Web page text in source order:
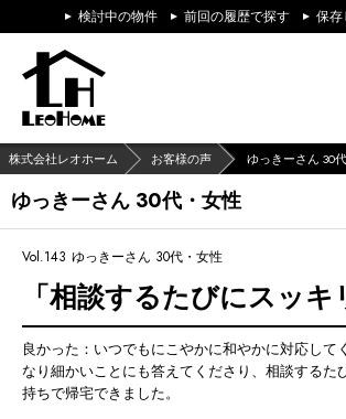
検討中の物件 前回の履歴で探す 保
株式会社レオホーム お客様の声 ゆっきーさん 30
ゆっきーさん 30代・女性
Vol.143 ゆっきーさん 30代・女性
「相談するたびにスッ
良かった：いつでもにこやかに和やかに対応して
なり細かいことにも答えてくださり、相談するた
持ちで帰宅できました。